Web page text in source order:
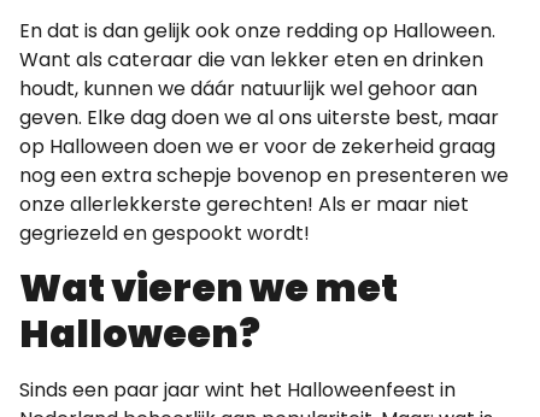
En dat is dan gelijk ook onze redding op Halloween.
Want als cateraar die van lekker eten en drinken
houdt, kunnen we dáár natuurlijk wel gehoor aan
geven. Elke dag doen we al ons uiterste best, maar
op Halloween doen we er voor de zekerheid graag
nog een extra schepje bovenop en presenteren we
onze allerlekkerste gerechten! Als er maar niet
gegriezeld en gespookt wordt!
Wat vieren we met
Halloween?
Sinds een paar jaar wint het Halloweenfeest in